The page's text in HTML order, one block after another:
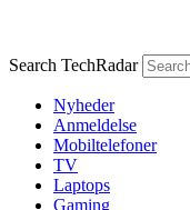
Search TechRadar
Nyheder
Anmeldelse
Mobiltelefoner
TV
Laptops
Gaming